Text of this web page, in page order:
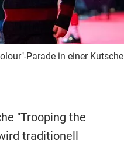
Parade in einer Kutsche
"Trooping the
traditionell